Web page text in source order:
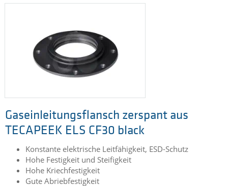
Gaseinleitungsflansch zerspant aus
TECAPEEK ELS CF30 black
Konstante elektrische Leitfähigkeit, ESD-Schutz
Hohe Festigkeit und Steifigkeit
Hohe Kriechfestigkeit
Gute Abriebfestigkeit